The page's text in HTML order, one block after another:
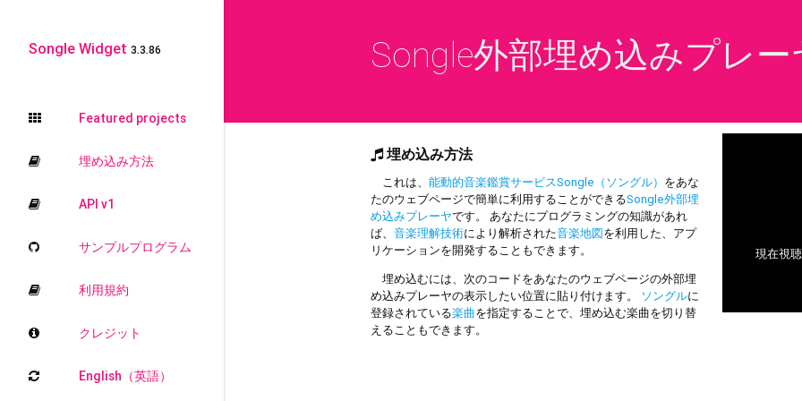
Songle Widget 3.3.86
Featured projects
埋め込み方法
API v1
サンプルプログラム
利用規約
クレジット
English（英語）
Songle外部埋め込みプレー
埋め込み方法
これは、能動的音楽鑑賞サービスSongle（ソングル） をあな
たのウェブページで簡単に利用することができるSongle外部埋
め込みプレーヤです。 あなたにプログラミングの知識があれ
ば、音楽理解技術により解析された音楽地図を利用した、アプ
リケーションを開発することもできます。
埋め込むには、次のコードをあなたのウェブページの外部埋
め込みプレーヤの表示したい位置に貼り付けます。
ソングルに
登録されている楽曲を指定することで、埋め込む楽曲を切り替
えることもできます。